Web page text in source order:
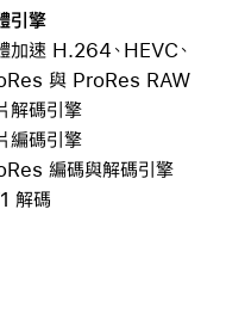
引擎
加速 H.264、HEVC、
與 ProRes RAW
解碼引擎
編碼引擎
編碼與解碼引擎
解碼